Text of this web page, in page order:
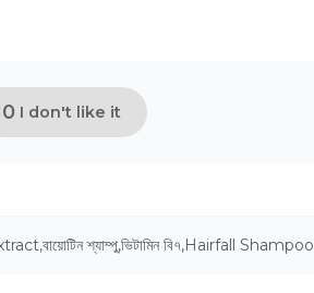
0 I don't like it
,বায়োটিন শ্যাম্পু,ভিটামিন বি৭,Hairfall Shampoo